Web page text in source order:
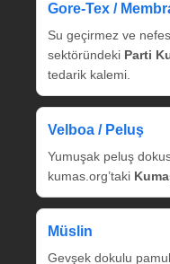
Gore‑Tex /
Su geçirmez ve
sektöründeki Parti
tedarik kalemi.
Velboa / Peluş
Yumuşak peluş
kumas.org’taki
Müslin
Gevşek dokulu